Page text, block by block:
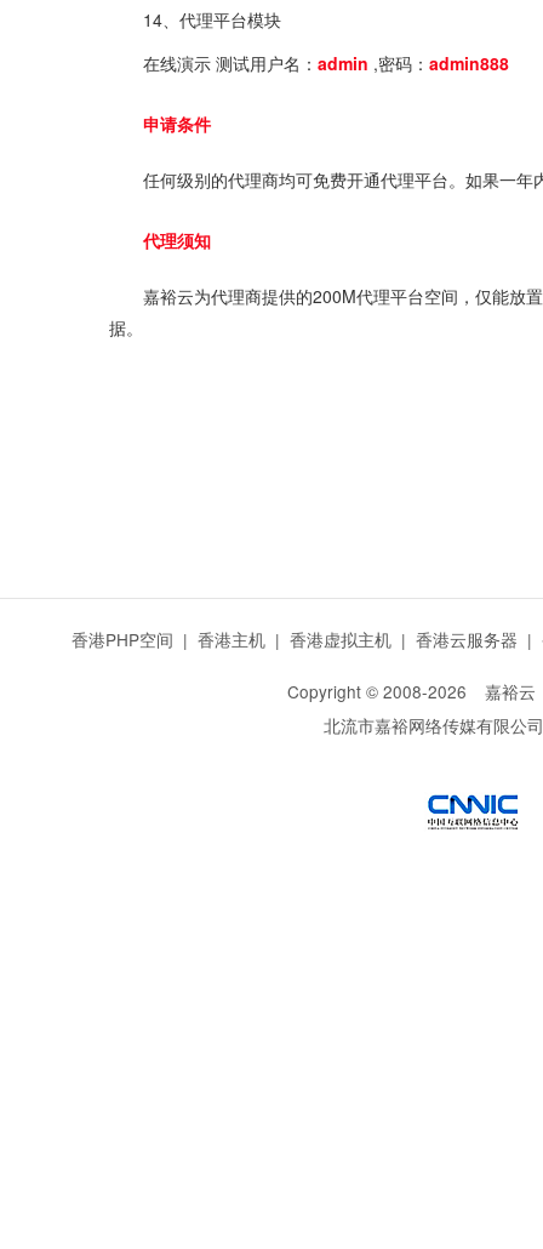
14、代理平台模块
在线演示 测试用户名： admin ,密码： admin888
申请条件
任何级别的代理商均可免费开通代理平台。如果一
代理须知
嘉裕云为代理商提供的200M代理平台空间，仅能放
据。
香港PHP空间 | 香港主机 | 香港虚拟主机 | 香港云服务器 |
Copyright © 2008-2026 嘉裕云
北流市嘉裕网络传媒有限公司